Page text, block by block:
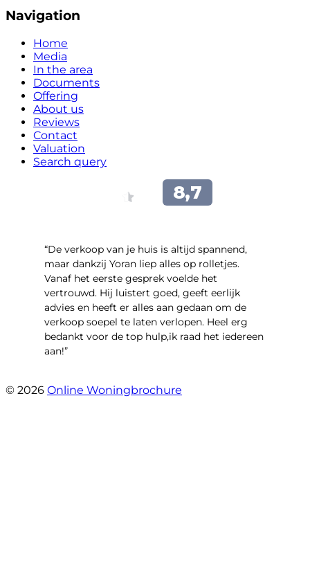
Navigation
Home
Media
In the area
Documents
Offering
About us
Reviews
Contact
Valuation
Search query
“​De verkoop van je huis is altijd spannend,
maar dankzij Yoran liep alles op rolletjes.
Vanaf het eerste gesprek voelde het
vertrouwd. Hij luistert goed, geeft eerlijk
advies en heeft er alles aan gedaan om de
verkoop soepel te laten verlopen. Heel erg
bedankt voor de top hulp,ik raad het iedereen
aan!”
© 2026 Online Woningbrochure